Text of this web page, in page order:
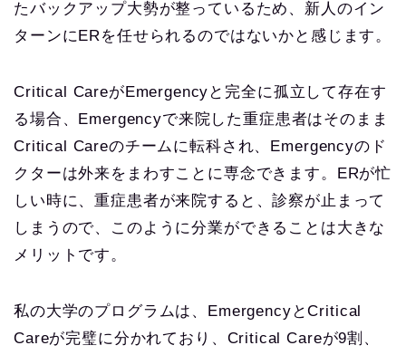
たバックアップ大勢が整っているため、新人のイン
ターンにERを任せられるのではないかと感じます。
Critical CareがEmergencyと完全に孤立して存在す
る場合、Emergencyで来院した重症患者はそのまま
Critical Careのチームに転科され、Emergencyのド
クターは外来をまわすことに専念できます。ERが忙
しい時に、重症患者が来院すると、診察が止まって
しまうので、このように分業ができることは大きな
メリットです。
私の大学のプログラムは、EmergencyとCritical
Careが完璧に分かれており、Critical Careが9割、